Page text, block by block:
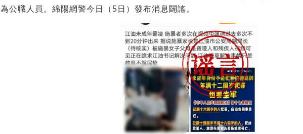
為公職人員。綿陽網警今日（5日）發布消息闢謠。